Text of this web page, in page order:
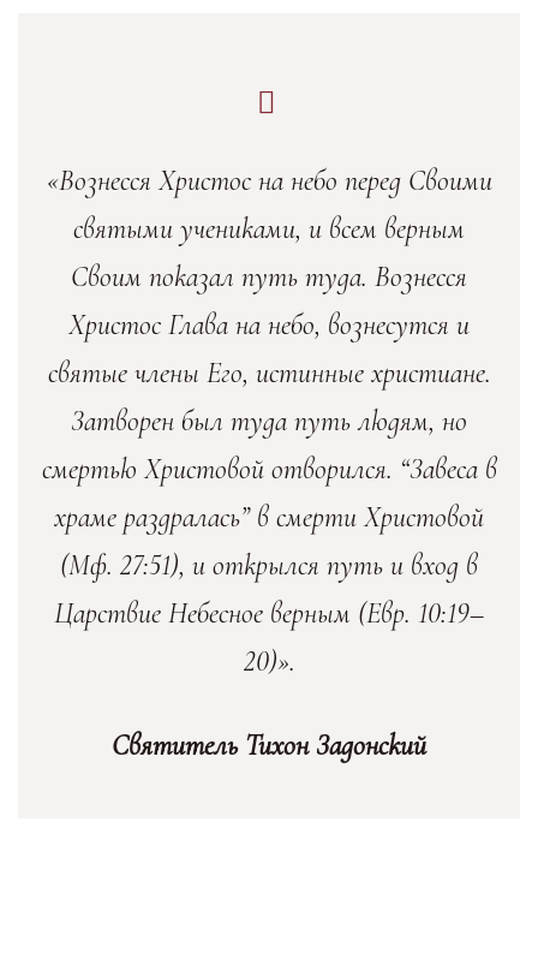
«Вознесся Христос на небо перед Своими
святыми учениками, и всем верным
Своим показал путь туда. Вознесся
Христос Глава на небо, вознесутся и
святые члены Его, истинные христиане.
Затворен был туда путь людям, но
смертью Христовой отворился. “Завеса в
храме раздралась” в смерти Христовой
(Мф. 27:51), и открылся путь и вход в
Царствие Небесное верным (Евр. 10:19–
20)».
Святитель Тихон Задонский